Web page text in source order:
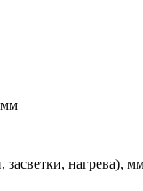
засветки, нагрева),